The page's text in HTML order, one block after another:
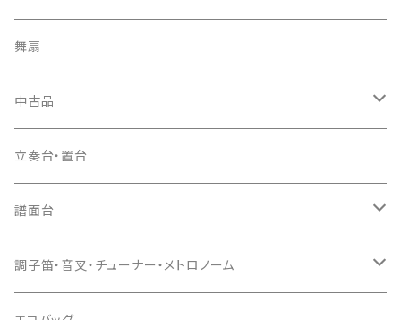
爪・爪輪
爪入
爪駒入
猫足入
爪ばさみ
ソフトケース
長袋・三ツ組袋・胴袋
胴掛
根緒
糸
(丸三) 寿糸
はつね糸
駒
地唄駒
歌口キャップ
つゆ切り
お祭り用６穴
お祭り用７穴
篠笛袋
太鼓（本体）
太鼓撥
手拍子（チャンチャン）
当り鉦
シュモク（当り鉦バチ）
舞扇
中古品
箏（本体）
三味線（本体）
立奏台・置台
譜面台
座奏用譜面台
調子笛・音叉・チューナー・メトロノーム